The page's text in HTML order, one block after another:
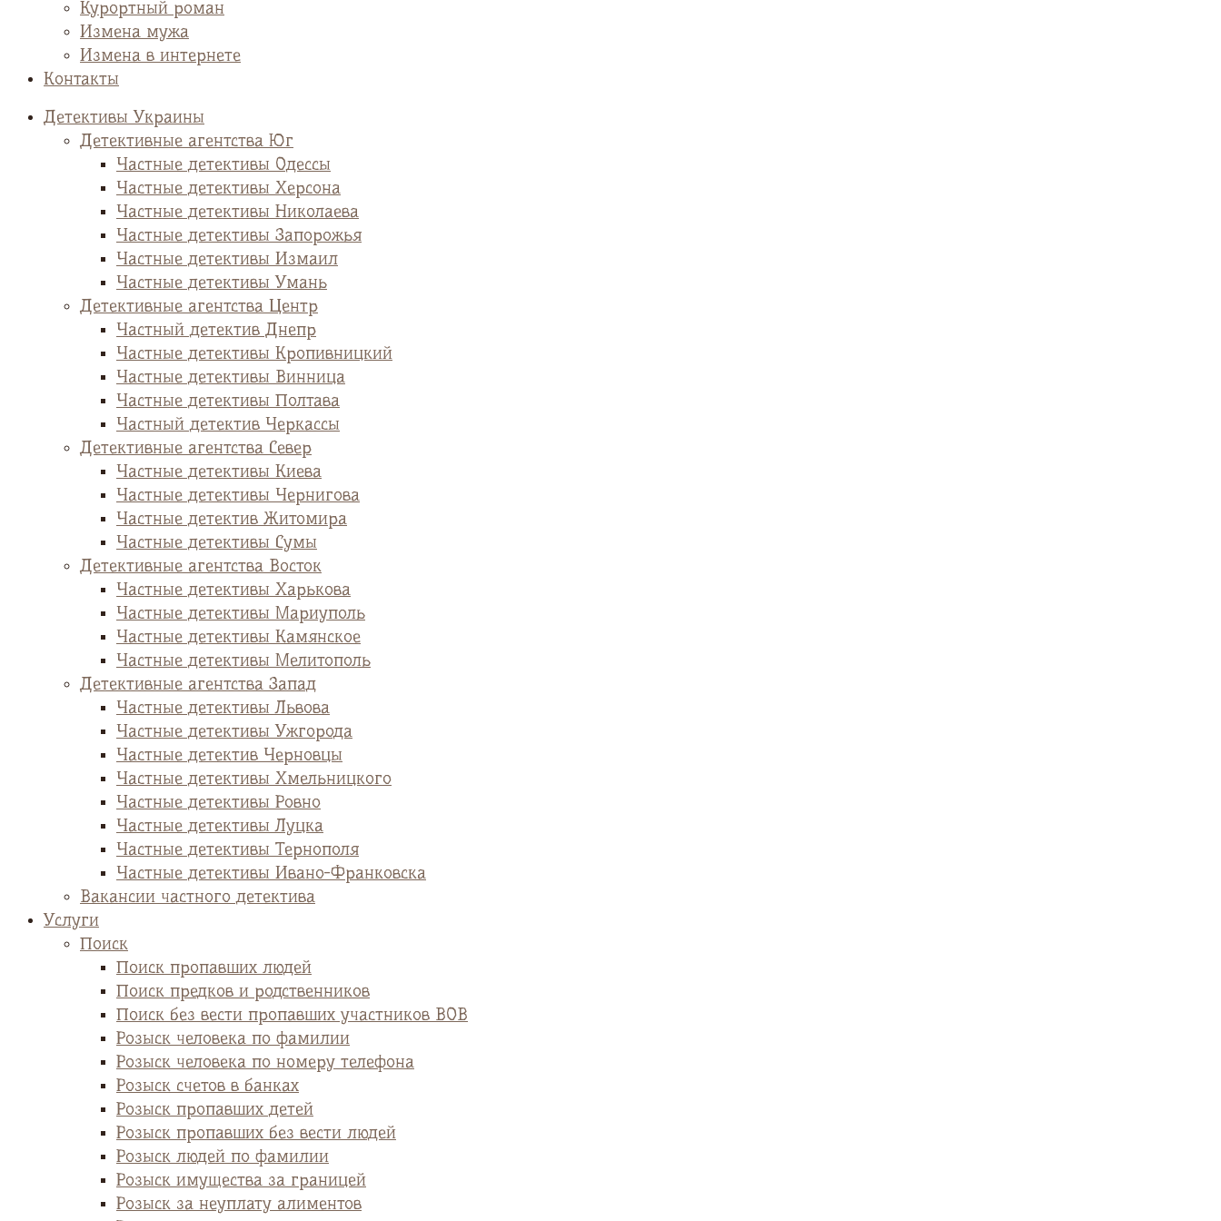
Курортный роман
Измена мужа
Измена в интернете
Контакты
Детективы Украины
Детективные агентства Юг
Частные детективы Одессы
Частные детективы Херсона
Частные детективы Николаева
Частные детективы Запорожья
Частные детективы Измаил
Частные детективы Умань
Детективные агентства Центр
Частный детектив Днепр
Частные детективы Кропивницкий
Частные детективы Винница
Частные детективы Полтава
Частный детектив Черкассы
Детективные агентства Север
Частные детективы Киева
Частные детективы Чернигова
Частные детектив Житомира
Частные детективы Сумы
Детективные агентства Восток
Частные детективы Харькова
Частные детективы Мариуполь
Частные детективы Камянское
Частные детективы Мелитополь
Детективные агентства Запад
Частные детективы Львова
Частные детективы Ужгорода
Частные детектив Черновцы
Частные детективы Хмельницкого
Частные детективы Ровно
Частные детективы Луцка
Частные детективы Тернополя
Частные детективы Ивано-Франковска
Вакансии частного детектива
Услуги
Поиск
Поиск пропавших людей
Поиск предков и родственников
Поиск без вести пропавших участников ВОВ
Розыск человека по фамилии
Розыск человека по номеру телефона
Розыск счетов в банках
Розыск пропавших детей
Розыск пропавших без вести людей
Розыск людей по фамилии
Розыск имущества за границей
Розыск за неуплату алиментов